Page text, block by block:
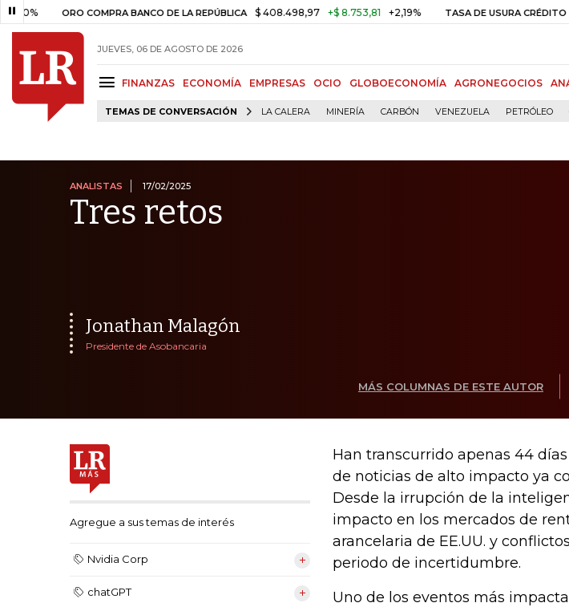
ORO COMPRA BANCO DE LA REPÚBLICA $ 408.498,97 +$ 8.753,81 +2,19% TASA DE USURA CRÉDITO CONSUMO
JUEVES, 06 DE AGOSTO DE 2026
FINANZAS ECONOMÍA EMPRESAS OCIO GLOBOECONOMÍA AGRONEGOCIOS
TEMAS DE CONVERSACIÓN LA CALERA MINERÍA CARBÓN VENEZUELA PETRÓLEO
ANALISTAS 17/02/2025
Tres retos
Jonathan Malagón
Presidente de Asobancaria
MÁS COLUMNAS DE ESTE AUTOR
Agregue a sus temas de interés
Nvidia Corp
chatGPT
Han transcurrido apenas 44
de noticias de alto impacto ya
Desde la irrupción de la
impacto en los mercados de
arancelaria de EE.UU. y
periodo de incertidumbre.
Uno de los eventos más